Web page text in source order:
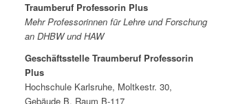
Traumberuf Professorin Plus
Mehr Professorinnen für Lehre und Forschung
an DHBW und HAW
Geschäftsstelle Traumberuf Professorin
Plus
Hochschule Karlsruhe, Moltkestr. 30,
Gebäude B, Raum B-117